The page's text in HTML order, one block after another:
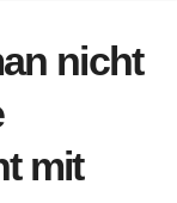
nicht
mit